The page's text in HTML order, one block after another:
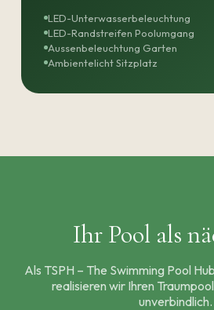
LED-Unterwasserbeleuchtung
LED-Randstreifen Poolumgang
Aussenbeleuchtung Garten
Ambientelicht Sitzplatz
Ihr Pool als
Als TSPH – The Swimming Pool
realisieren wir Ihren
unverbindlich.